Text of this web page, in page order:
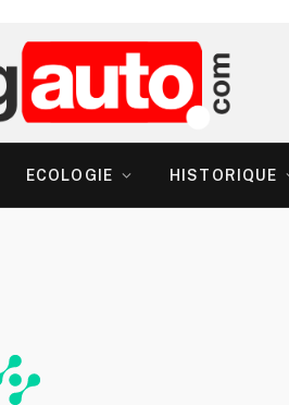
ECOLOGIE HISTORIQUE